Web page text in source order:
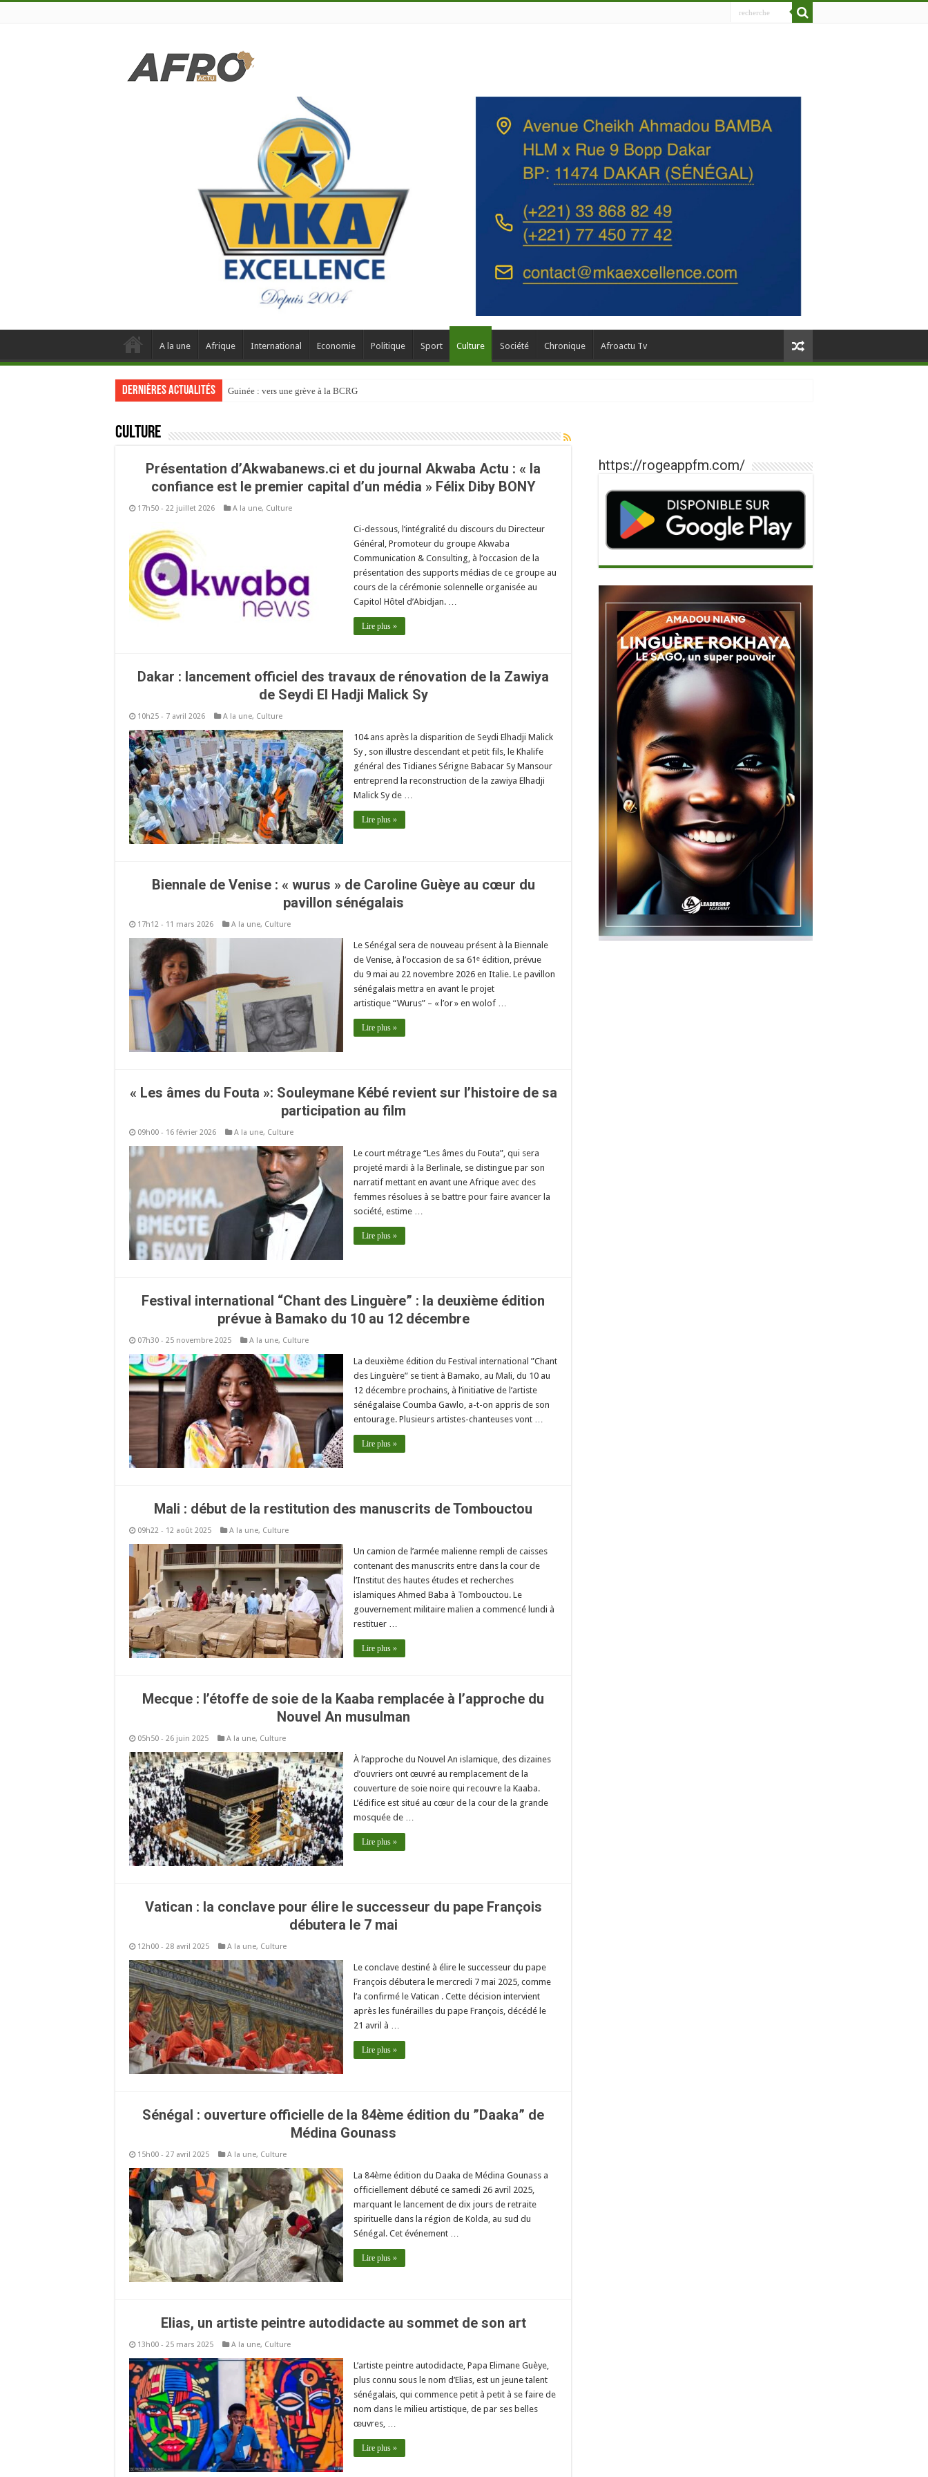
A la une Afrique International Economie Politique Sport Culture Société Chronique Afroactu Tv
Dernières actualités Guinée : vers une grève à la BCRG
Culture
Présentation d’Akwabanews.ci et du journal Akwaba Actu : « la
confiance est le premier capital d’un média » Félix Diby BONY
17h50 - 22 juillet 2026 A la une, Culture
Ci-dessous, l’intégralité du discours du Directeur
Général, Promoteur du groupe Akwaba
Communication & Consulting, à l’occasion de la
présentation des supports médias de ce groupe au
cours de la cérémonie solennelle organisée au
Capitol Hôtel d’Abidjan. …
Lire plus »
Dakar : lancement officiel des travaux de rénovation de la Zawiya
de Seydi El Hadji Malick Sy
10h25 - 7 avril 2026 A la une, Culture
104 ans après la disparition de Seydi Elhadji Malick
Sy , son illustre descendant et petit fils, le Khalife
général des Tidianes Sérigne Babacar Sy Mansour
entreprend la reconstruction de la zawiya Elhadji
Malick Sy de …
Lire plus »
Biennale de Venise : « wurus » de Caroline Guèye au cœur du
pavillon sénégalais
17h12 - 11 mars 2026 A la une, Culture
Le Sénégal sera de nouveau présent à la Biennale
de Venise, à l’occasion de sa 61ᵉ édition, prévue
du 9 mai au 22 novembre 2026 en Italie. Le pavillon
sénégalais mettra en avant le projet
artistique “Wurus” – « l’or » en wolof …
Lire plus »
« Les âmes du Fouta »: Souleymane Kébé revient sur l’histoire de sa
participation au film
09h00 - 16 février 2026 A la une, Culture
Le court métrage “Les âmes du Fouta”, qui sera
projeté mardi à la Berlinale, se distingue par son
narratif mettant en avant une Afrique avec des
femmes résolues à se battre pour faire avancer la
société, estime …
Lire plus »
Festival international “Chant des Linguère” : la deuxième édition
prévue à Bamako du 10 au 12 décembre
07h30 - 25 novembre 2025 A la une, Culture
La deuxième édition du Festival international ”Chant
des Linguère” se tient à Bamako, au Mali, du 10 au
12 décembre prochains, à l’initiative de l’artiste
sénégalaise Coumba Gawlo, a-t-on appris de son
entourage. Plusieurs artistes-chanteuses vont …
Lire plus »
Mali : début de la restitution des manuscrits de Tombouctou
09h22 - 12 août 2025 A la une, Culture
Un camion de l’armée malienne rempli de caisses
contenant des manuscrits entre dans la cour de
l’Institut des hautes études et recherches
islamiques Ahmed Baba à Tombouctou. Le
gouvernement militaire malien a commencé lundi à
restituer …
Lire plus »
Mecque : l’étoffe de soie de la Kaaba remplacée à l’approche du
Nouvel An musulman
05h50 - 26 juin 2025 A la une, Culture
À l’approche du Nouvel An islamique, des dizaines
d’ouvriers ont œuvré au remplacement de la
couverture de soie noire qui recouvre la Kaaba.
L’édifice est situé au cœur de la cour de la grande
mosquée de …
Lire plus »
Vatican : la conclave pour élire le successeur du pape François
débutera le 7 mai
12h00 - 28 avril 2025 A la une, Culture
Le conclave destiné à élire le successeur du pape
François débutera le mercredi 7 mai 2025, comme
l’a confirmé le Vatican . Cette décision intervient
après les funérailles du pape François, décédé le
21 avril à …
Lire plus »
Sénégal : ouverture officielle de la 84ème édition du ”Daaka” de
Médina Gounass
15h00 - 27 avril 2025 A la une, Culture
La 84ème édition du Daaka de Médina Gounass a
officiellement débuté ce samedi 26 avril 2025,
marquant le lancement de dix jours de retraite
spirituelle dans la région de Kolda, au sud du
Sénégal. Cet événement …
Lire plus »
Elias, un artiste peintre autodidacte au sommet de son art
13h00 - 25 mars 2025 A la une, Culture
L’artiste peintre autodidacte, Papa Elimane Guèye,
plus connu sous le nom d’Elias, est un jeune talent
sénégalais, qui commence petit à petit à se faire de
nom dans le milieu artistique, de par ses belles
œuvres, …
Lire plus »
https://rogeappfm.com/